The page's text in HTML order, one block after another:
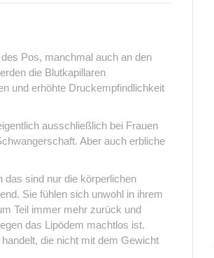
Pos, manchmal auch an den
die Blutkapillaren
und erhöhte Druckempfindlichkeit
ausschließlich bei Frauen
Aber auch erbliche
das sind nur die körperlichen
Sie fühlen sich unwohl in ihrem
Teil immer mehr zurück und
das Lipödem machtlos ist.
die nicht mit dem Gewicht